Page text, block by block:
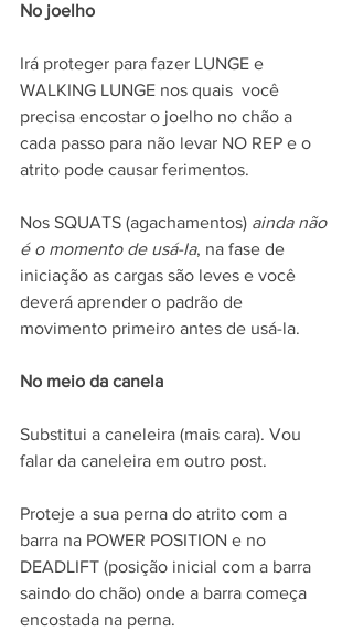
No joelho
Irá proteger para fazer LUNGE e
WALKING LUNGE nos quais  você
precisa encostar o joelho no chão a
cada passo para não levar NO REP e o
atrito pode causar ferimentos.
Nos SQUATS (agachamentos) ainda não
é o momento de usá-la, na fase de
iniciação as cargas são leves e você
deverá aprender o padrão de
movimento primeiro antes de usá-la.
No meio da canela
Substitui a caneleira (mais cara). Vou
falar da caneleira em outro post.
Proteje a sua perna do atrito com a
barra na POWER POSITION e no
DEADLIFT (posição inicial com a barra
saindo do chão) onde a barra começa
encostada na perna.